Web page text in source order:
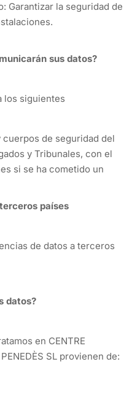
Garantizar la seguridad de
sus datos?
los siguientes
de seguridad del
y Tribunales, con el
si se ha cometido un
países
de datos a terceros
datos?
en CENTRE
SL provienen de: